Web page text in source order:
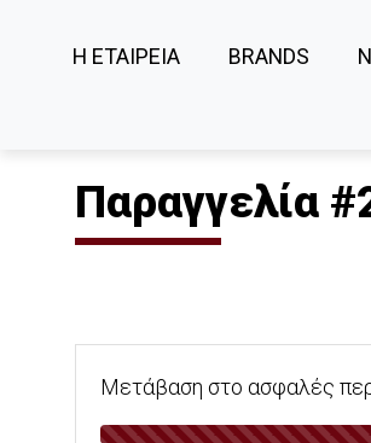
Η ΕΤΑΙΡΕΙΑ BRANDS
Παραγγελία
Μετάβαση στο ασφαλές